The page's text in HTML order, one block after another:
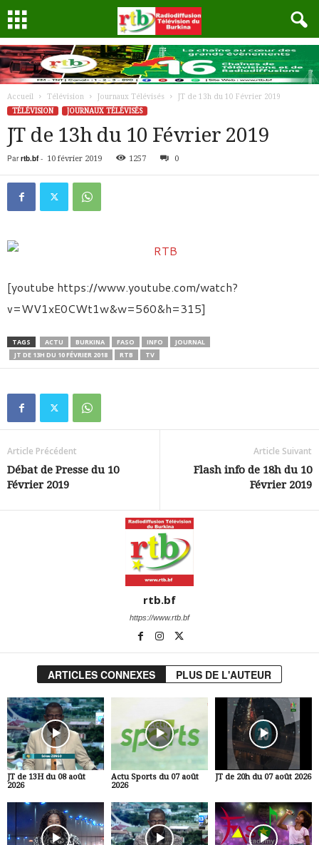
Accueil Télévision Journaux Télévisés
JT de 13h du 10 Février 2019
TÉLÉVISION
JOURNAUX TÉLÉVISÉS
JT de 13h du 10 Février 2019
Par rtb.bf- 10 février 2019 1257 0
[youtube https://www.youtube.com/watch?
v=WV1xE0CWt1w&w=560&h=315]
TAGS ACTU BURKINA FASO INFO
JOURNAL
JT DE 13H DU 10 FÉVRIER 2018
RTB TV
Article Précédent
Débat de Presse du 10
Février 2019
Article Suivant
Flash info de 18h du 10
Février 2019
rtb.bf
https://www.rtb.bf
ARTICLES CONNEXES PLUS DE L'AUTEUR
JT de 13H du 08 août
2026
Actu Sports du 07 août
2026
JT de 20h du 07 août 2026